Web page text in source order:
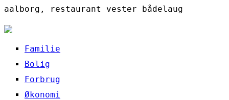
aalborg, restaurant vester bådelaug
Familie
Bolig
Forbrug
Økonomi